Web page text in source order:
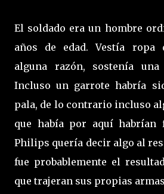
El soldado era un hombre
años de edad. Vestía ropa
alguna razón, sostenía
Incluso un garrote habría
pala, de lo contrario incluso
que había por aquí habrían
Philips quería decir algo al
fue probablemente el
que trajeran sus propias